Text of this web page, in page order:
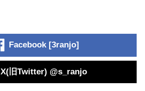
Facebook [3ranjo]
X(旧Twitter) @s_ranjo